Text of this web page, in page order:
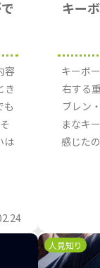
容
き
も
は
キー
キーボ
右する
ブレン
まなキ
感じた
人見知り